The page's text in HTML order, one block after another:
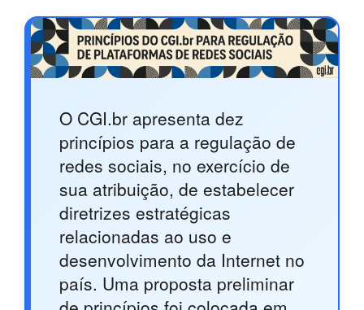
Diálogos
O CGI.br apresenta dez
princípios para a regulação de
redes sociais, no exercício de
sua atribuição, de estabelecer
diretrizes estratégicas
relacionadas ao uso e
desenvolvimento da Internet no
país. Uma proposta preliminar